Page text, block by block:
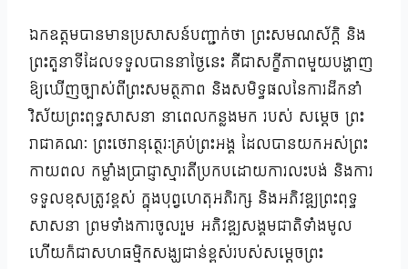
ឯកឧត្តមបានមានប្រសាសន៍បញ្ជាក់ថា ព្រះសមណស័ក្ដិ និង
ព្រះតួនាទីដែលទទួលបាននាថ្ងៃនេះ គឺជាសក្ខីភាពមួយបង្ហាញ
ឱ្យឃើញច្បាស់ពីព្រះសមត្ថភាព និងសមិទ្ធផលនៃការដឹកនាំ
វិស័យព្រះពុទ្ធសាសនា នាពេលកន្លងមក របស់ សម្តេច ព្រះ
រាជាគណៈ ព្រះថេរានុត្ថេរៈគ្រប់ព្រះអង្គ ដែលបានយកអស់ព្រះ
កាយពល កម្លាំងប្រាជ្ញាស្មារតីប្រកបដោយការលះបង់ និងការ
ទទួលខុសត្រូវខ្ពស់ ក្នុងបុព្វហេតុអភិរក្ស និងអភិវឌ្ឍព្រះពុទ្ធ
សាសនា ព្រមទាំងការចូលរួម អភិវឌ្ឍសង្គមជាតិទាំងមូល
ហើយក៏ជាសហធម្មិកសង្ឃជាន់ខ្ពស់របស់សម្តេចព្រះ